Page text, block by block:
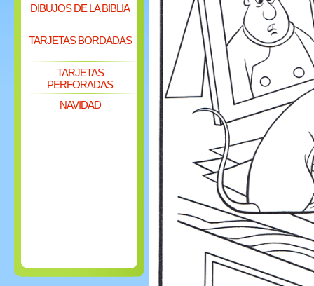
DIBUJOS DE LA BIBLIA
TARJETAS BORDADAS
TARJETAS
PERFORADAS
NAVIDAD